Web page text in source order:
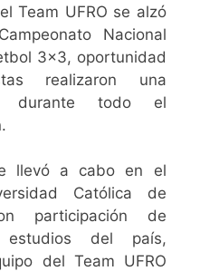
Team UFRO se alzó
Nacional
3×3, oportunidad
realizaron una
durante todo el
llevó a cabo en el
Católica de
participación de
del país,
del Team UFRO